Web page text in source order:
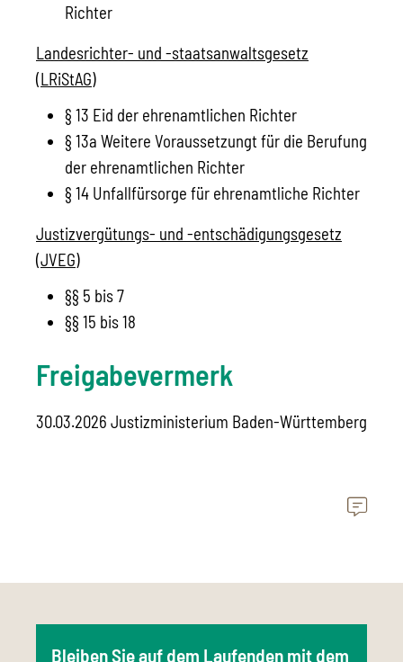
Richter
Landesrichter- und -staatsanwaltsgesetz
(LRiStAG)
§ 13 Eid der ehrenamtlichen Richter
§ 13a Weitere Voraussetzungt für die Berufung
der ehrenamtlichen Richter
§ 14 Unfallfürsorge für ehrenamtliche Richter
Justizvergütungs- und -entschädigungsgesetz
(JVEG)
§§ 5 bis 7
§§ 15 bis 18
Freigabevermerk
30.03.2026 Justizministerium Baden-Württemberg
Bleiben Sie auf dem Laufenden mit dem